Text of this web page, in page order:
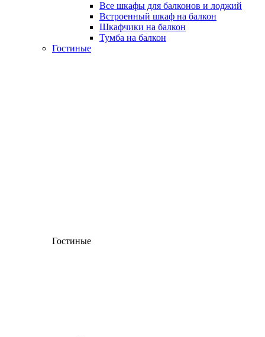
Все шкафы для балконов и лоджий
Встроенный шкаф на балкон
Шкафчики на балкон
Тумба на балкон
Гостиные
Гостиные